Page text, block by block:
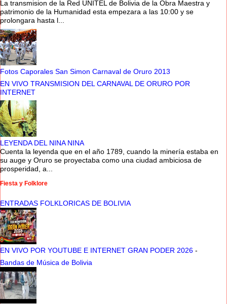
La transmision de la Red UNITEL de Bolivia de la Obra Maestra y
patrimonio de la Humanidad esta empezara a las 10:00 y se
prolongara hasta l...
Fotos Caporales San Simon Carnaval de Oruro 2013
EN VIVO TRANSMISION DEL CARNAVAL DE ORURO POR
INTERNET
LEYENDA DEL NINA NINA
Cuenta la leyenda que en el año 1789, cuando la minería estaba en
su auge y Oruro se proyectaba como una ciudad ambiciosa de
prosperidad, a...
Fiesta y Folklore
ENTRADAS FOLKLORICAS DE BOLIVIA
EN VIVO POR YOUTUBE E INTERNET GRAN PODER 2026 -
Bandas de Música de Bolivia